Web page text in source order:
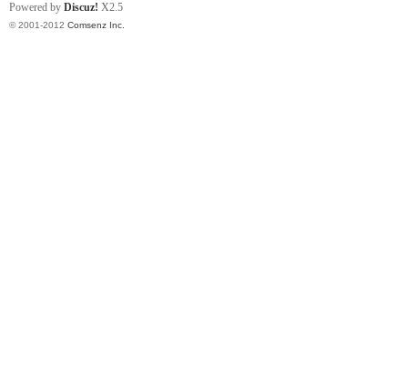
Powered by Discuz! X2.5
© 2001-2012 Comsenz Inc.